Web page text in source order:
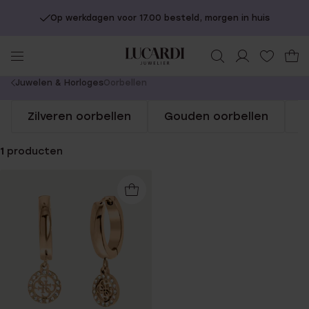
Op werkdagen voor 17.00 besteld, morgen in huis
You
here:
Juwelen & HorlogesOorbellen
Zilveren oorbellen Gouden oorbellen
1 producten